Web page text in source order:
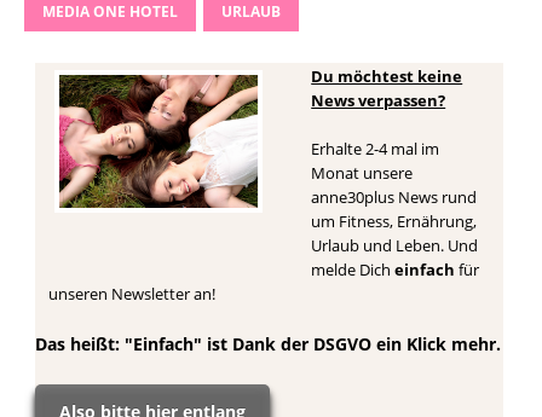
MEDIA ONE HOTEL URLAUB
Du möchtest keine
News verpassen?
Erhalte 2-4 mal im
Monat unsere
anne30plus News rund
um Fitness, Ernährung,
Urlaub und Leben. Und
melde Dicheinfach für
unseren Newsletter an!
Das heißt: "Einfach" ist Dank der DSGVO ein Klick mehr.
Also bitte hier entlang